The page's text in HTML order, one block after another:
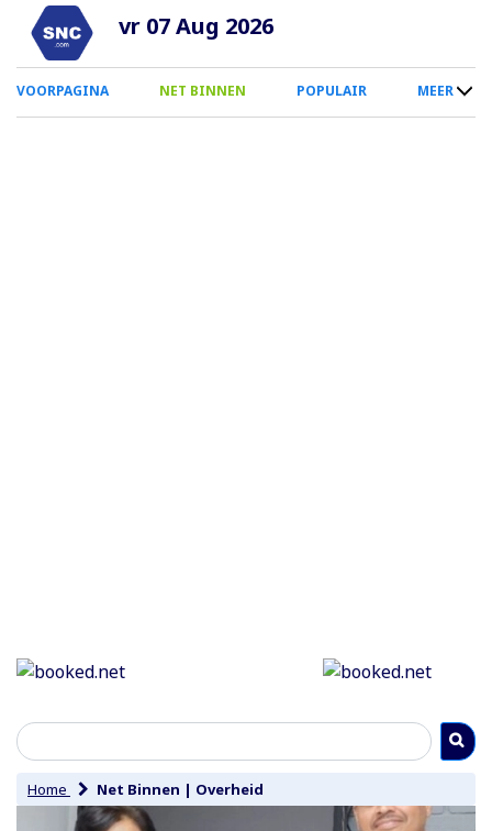
Overslaan
naar
inhoud
vr 07 Aug 2026
0
Smartphone
VOORPAGINA NET BINNEN POPULAIR MEER
Home Net Binnen | Overheid